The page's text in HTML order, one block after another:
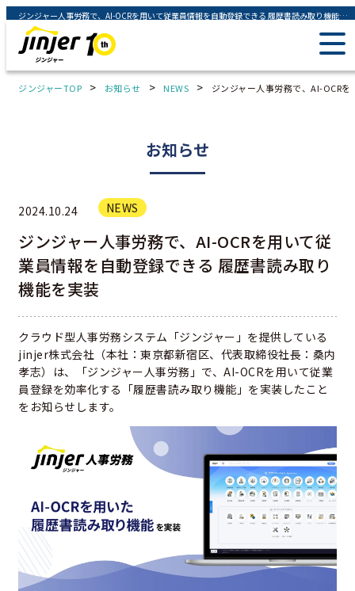
ジンジャー人事労務で、AI-OCRを用いて従業員情報を自動登録できる 履歴書読み取り機能を実装 - ジンジャー（jinjer）｜統合型人事システム
ジンジャーTOP > お知らせ > NEWS > ジンジャー人事労務で、AI-OCR
お知らせ
2024.10.24 NEWS
ジンジャー人事労務で、AI-OCRを用いて従
業員情報を自動登録できる 履歴書読み取り
機能を実装
クラウド型人事労務システム「ジンジャー」を提供している
jinjer株式会社（本社：東京都新宿区、代表取締役社長：桑内
孝志）は、「ジンジャー人事労務」で、AI-OCRを用いて従業
員登録を効率化する「履歴書読み取り機能」を実装したこと
をお知らせします。